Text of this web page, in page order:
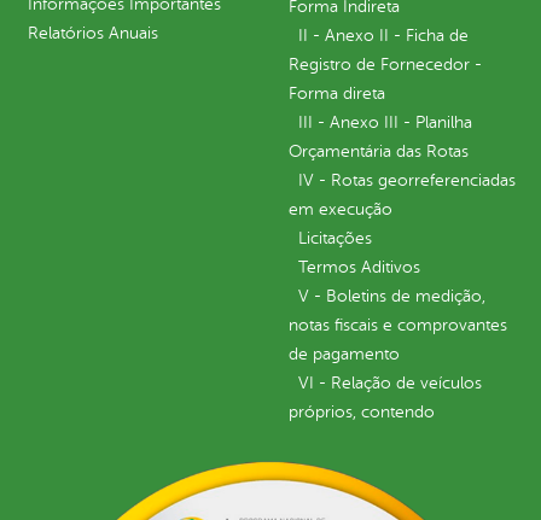
Informações Importantes
Relatórios Anuais
Forma Indireta
II - Anexo II - Ficha de
Registro de Fornecedor -
Forma direta
III - Anexo III - Planilha
Orçamentária das Rotas
IV - Rotas georreferenciadas
em execução
Licitações
Termos Aditivos
V - Boletins de medição,
notas fiscais e comprovantes
de pagamento
VI - Relação de veículos
próprios, contendo